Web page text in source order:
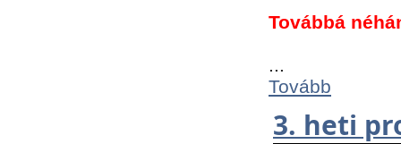
Továbbá
...
Tovább
3. heti